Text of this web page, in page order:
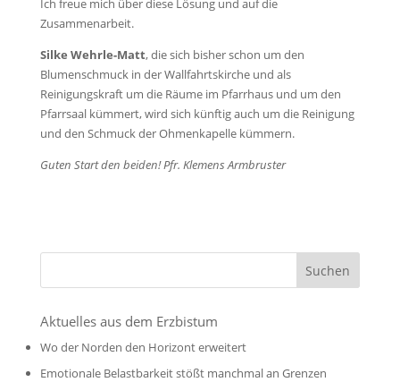
Ich freue mich über diese Lösung und auf die
Zusammenarbeit.
Silke Wehrle-Matt, die sich bisher schon um den
Blumenschmuck in der Wallfahrtskirche und als
Reinigungskraft um die Räume im Pfarrhaus und um den
Pfarrsaal kümmert, wird sich künftig auch um die Reinigung
und den Schmuck der Ohmenkapelle kümmern.
Guten Start den beiden! Pfr. Klemens Armbruster
Aktuelles aus dem Erzbistum
Wo der Norden den Horizont erweitert
Emotionale Belastbarkeit stößt manchmal an Grenzen